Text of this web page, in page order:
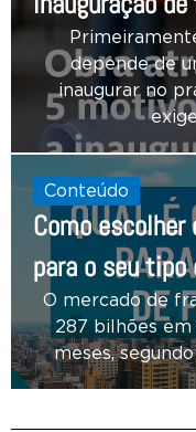
depende de
inaugurar no
Conteúdo
Como
para o seu tipo
O mercado de
287 bilhões
meses,